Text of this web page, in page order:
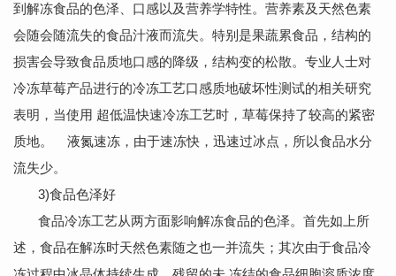
到解冻食品的色泽、口感以及营养学特性。营养素及天然色素
会随会随流失的食品汁液而流失。特别是果蔬累食品，结构的
损害会导致食品质地口感的降级，结构变的松散。专业人士对
冷冻草莓产品进行的冷冻工艺口感质地破坏性测试的相关研究
表明，当使用 超低温快速冷冻工艺时，草莓保持了较高的紧密
质地。 液氮速冻，由于速冻快，迅速过冰点，所以食品水分
流失少。
3)食品色泽好
食品冷冻工艺从两方面影响解冻食品的色泽。首先如上所
述，食品在解冻时天然色素随之也一并流失；其次由于食品冷